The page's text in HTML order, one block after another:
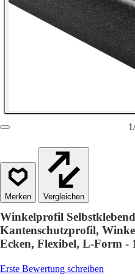
1/
Vergleichen
Winkelprofil
Kantenschutzprofil,
Ecken, Flexibel, L-Form -
Erste Bewertung schreiben